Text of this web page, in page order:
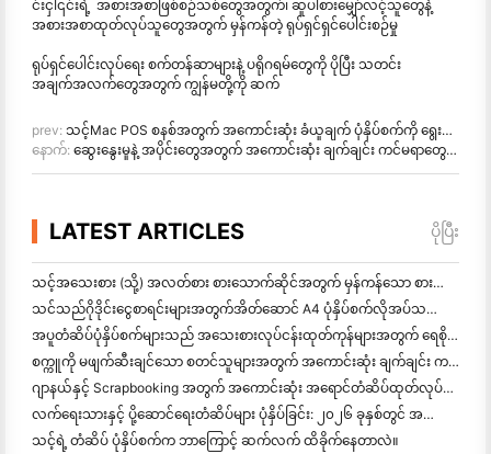
င်းငှါ၎င်းရဲ့ အစားအစာဖြစ်စဉ်သစ်တွေအတွက်၊ ဆူပါစားမျှော်လင့်သူတွေနဲ့
အစားအစာထုတ်လုပ်သူတွေအတွက် မှန်ကန်တဲ့ ရုပ်ရှင်ရှင်ပေါင်းစဉ်မှု
ရုပ်ရှင်ပေါင်းလုပ်ရေး စက်တန်ဆာများနဲ့ ပရိုဂရမ်တွေကို ပိုပြီး သတင်း
အချက်အလက်တွေအတွက် ကျွန်မတို့ကို ဆက်
prev: သင့်Mac POS စနစ်အတွက် အကောင်းဆုံး ခံယူချက် ပုံနှိပ်စက်ကို ရွေးချယ်ပါ
နောက်: ဆွေးနွေးမှုနဲ့ အပိုင်းတွေအတွက် အကောင်းဆုံး ချက်ချင်း ကင်မရာတွေဟာ
LATEST ARTICLES ပိုပြီး
သင့်အသေးစား (သို့) အလတ်စား စားသောက်ဆိုင်အတွက် မှန်ကန်သော စားသောက်ဆိုင် ဆော့ဝဲလ်ကို ဘယ်လိုရွေ
သင်သည်ဂိုဒိုင်းငွေစာရင်းများအတွက်အိတ်ဆောင် A4 ပုံနှိပ်စက်လိုအပ်သလား? တကယ်တော့ အလုပ်လုပ်တာက ဘာလဲ။
အပူတံဆိပ်ပုံနှိပ်စက်များသည် အသေးစားလုပ်ငန်းထုတ်ကုန်များအတွက် ရေစိုခံတံဆိပ်များကို ထုတ်လုပ
စက္ကူကို မဖျက်ဆီးချင်သော စတင်သူများအတွက် အကောင်းဆုံး ချက်ချင်း ကင်မရာ
ဂျာနယ်နှင့် Scrapbooking အတွက် အကောင်းဆုံး အရောင်တံဆိပ်ထုတ်လုပ်သူ: စာမျက်နှာတိုင်းတွင် အရောင်ပိုထ
လက်ရေးသားနှင့် ပို့ဆောင်ရေးတံဆိပ်များ ပုံနှိပ်ခြင်း: ၂၀၂၆ ခုနှစ်တွင် အသေးစားလုပ်ငန်းများအတွက် အကြံပေးချက်များ
သင့်ရဲ့ တံဆိပ် ပုံနှိပ်စက်က ဘာကြောင့် ဆက်လက် ထိခိုက်နေတာလဲ။